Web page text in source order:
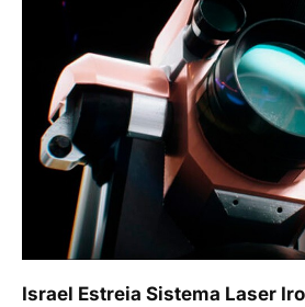
Israel Estreia Sistema Laser